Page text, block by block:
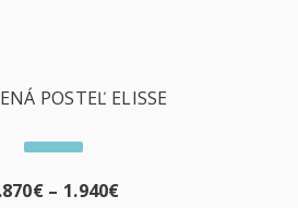
POSTEĽ ELISSE
€ – 1.940€